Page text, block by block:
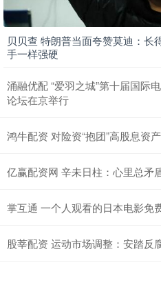
贝贝查 特朗普当面夸赞莫迪：长
手一样强硬
涌融优配 “爱羽之城”第十届国际
论坛在京举行
鸿牛配资 对险资“抱团”高股息资
亿赢配资网 辛未日柱：心里总矛
掌互通 一个人观看的日本电影免
股莘配资 运动市场调整：安踏反